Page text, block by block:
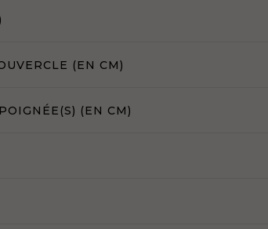
(EN CM)
(EN CM)